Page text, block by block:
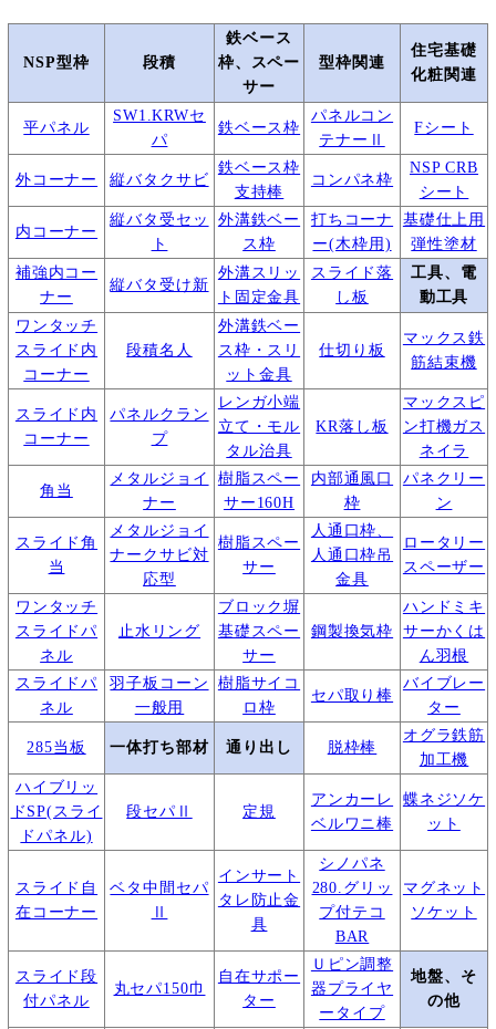
NSP型枠 段積
鉄ベース
枠、スペー
サー
型枠関連
住宅基礎
化粧関連
平パネル
SW1.KRWセ
パ
鉄ベース枠
パネルコン
テナーⅡ
Fシート
外コーナー 縦バタクサビ
鉄ベース枠
支持棒
コンパネ枠
NSP CRB
シート
内コーナー
縦バタ受セッ
ト
外溝鉄ベー
ス枠
打ちコーナ
ー(木枠用)
基礎仕上用
弾性塗材
補強内コー
ナー
縦バタ受け新
外溝スリッ
ト固定金具
スライド落
し板
工具、電
動工具
ワンタッチ
スライド内
コーナー
段積名人
外溝鉄ベー
ス枠・スリ
ット金具
仕切り板
マックス鉄
筋結束機
スライド内
コーナー
パネルクラン
プ
レンガ小端
立て・モル
タル治具
KR落し板
マックスピ
ン打機ガス
ネイラ
角当
メタルジョイ
ナー
樹脂スペー
サー160H
内部通風口
枠
パネクリー
ン
スライド角
当
メタルジョイ
ナークサビ対
応型
樹脂スペー
サー
人通口枠、
人通口枠吊
金具
ロータリー
スペーザー
ワンタッチ
スライドパ
ネル
止水リング
ブロック塀
基礎スペー
サー
鋼製換気枠
ハンドミキ
サーかくは
ん羽根
スライドパ
ネル
羽子板コーン
一般用
樹脂サイコ
ロ枠
セパ取り棒
バイブレー
ター
285当板 一体打ち部材 通り出し 脱枠棒
オグラ鉄筋
加工機
ハイブリッ
ドSP(スライ
ドパネル)
段セパⅡ 定規
アンカーレ
ベルワニ棒
蝶ネジソケ
ット
スライド自
在コーナー
ベタ中間セパ
インサート
タレ防止金
具
シノパネ
280.グリッ
プ付テコ
BAR
マグネット
ソケット
スライド段
付パネル
丸セパ150巾
自在サポー
ター
Ｕピン調整
器プライヤ
ータイプ
地盤、そ
の他